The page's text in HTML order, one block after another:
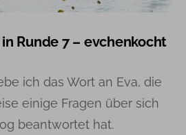
Runde 7 – evchenkocht
ich das Wort an Eva, die
einige Fragen über sich
beantwortet hat.